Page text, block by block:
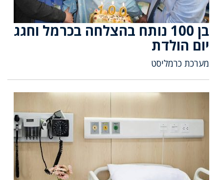
בן 100 נותח בהצלחה בכרמל וחגג
יום הולדת
מערכת כרמליסט